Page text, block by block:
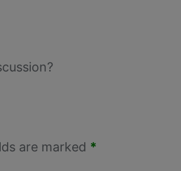
are marked *